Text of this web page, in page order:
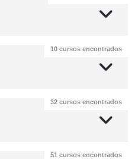
10 cursos encontrados
32 cursos encontrados
51 cursos encontrados